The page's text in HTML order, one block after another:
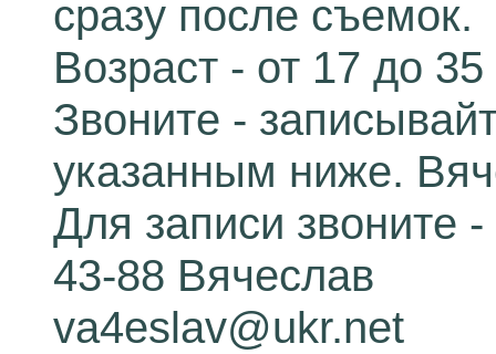
сразу после съемок.
Возраст - от 17 до 35
Звоните -
указанным ниже.
Для записи звоните
43-88 Вячеслав
va4eslav@ukr.net